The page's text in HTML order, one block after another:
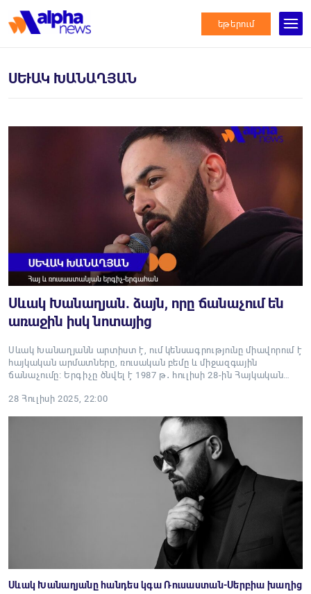
եթերում
ՍԵՒԱԿ ԽԱՆԱՂՅԱՆ
Սևակ Խանաղյան. ձայն, որը ճանաչում են
առաջին իսկ նոտայից
Սևակ Խանաղյանն արտիստ է, ում կենսագրությունը միավորում է
հայկական արմատները, ռուսական բեմը և միջազգային
ճանաչումը։ Երգիչը ծնվել է 1987 թ․ հուլիսի 28-ին Հայկական…
28 Հուլիսի 2025, 22:00
Սևակ Խանաղյանը հանդես կգա Ռուսաստան-Սերբիա խաղից